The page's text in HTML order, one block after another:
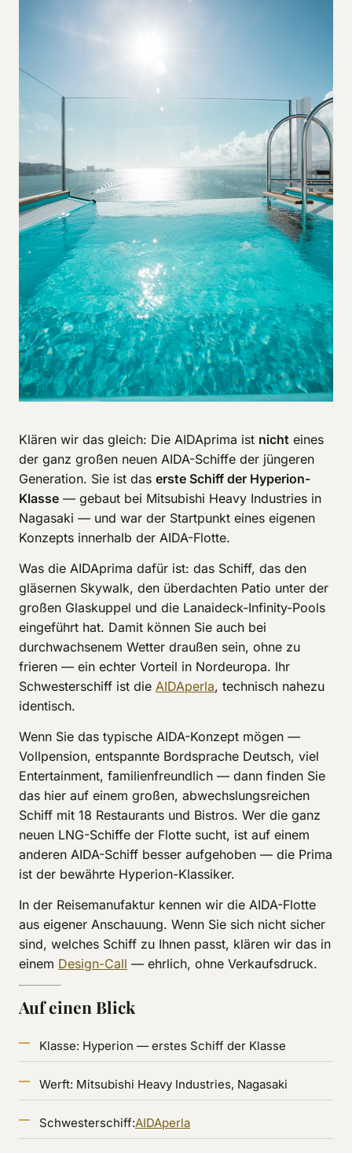
Klären wir das gleich: Die AIDAprima ist nicht eines
der ganz großen neuen AIDA-Schiffe der jüngeren
Generation. Sie ist das erste Schiff der Hyperion-
Klasse — gebaut bei Mitsubishi Heavy Industries in
Nagasaki — und war der Startpunkt eines eigenen
Konzepts innerhalb der AIDA-Flotte.
Was die AIDAprima dafür ist: das Schiff, das den
gläsernen Skywalk, den überdachten Patio unter der
großen Glaskuppel und die Lanaideck-Infinity-Pools
eingeführt hat. Damit können Sie auch bei
durchwachsenem Wetter draußen sein, ohne zu
frieren — ein echter Vorteil in Nordeuropa. Ihr
Schwesterschiff ist die AIDAperla, technisch nahezu
identisch.
Wenn Sie das typische AIDA-Konzept mögen —
Vollpension, entspannte Bordsprache Deutsch, viel
Entertainment, familienfreundlich — dann finden Sie
das hier auf einem großen, abwechslungsreichen
Schiff mit 18 Restaurants und Bistros. Wer die ganz
neuen LNG-Schiffe der Flotte sucht, ist auf einem
anderen AIDA-Schiff besser aufgehoben — die Prima
ist der bewährte Hyperion-Klassiker.
In der Reisemanufaktur kennen wir die AIDA-Flotte
aus eigener Anschauung. Wenn Sie sich nicht sicher
sind, welches Schiff zu Ihnen passt, klären wir das in
einem Design-Call — ehrlich, ohne Verkaufsdruck.
Auf einen Blick
Klasse: Hyperion — erstes Schiff der Klasse
Werft: Mitsubishi Heavy Industries, Nagasaki
Schwesterschiff:AIDAperla